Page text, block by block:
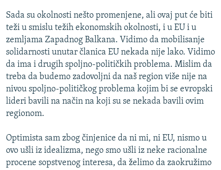
Sada su okolnosti nešto promenjene, ali ovaj put će biti
teži u smislu težih ekonomskih okolnosti, i u EU i u
zemljama Zapadnog Balkana. Vidimo da mobilisanje
solidarnosti unutar članica EU nekada nije lako. Vidimo
da ima i drugih spoljno-političkih problema. Mislim da
treba da budemo zadovoljni da naš region više nije na
nivou spoljno-političkog problema kojim bi se evropski
lideri bavili na način na koji su se nekada bavili ovim
regionom.
Optimista sam zbog činjenice da ni mi, ni EU, nismo u
ovo ušli iz idealizma, nego smo ušli iz neke racionalne
procene sopstvenog interesa, da želimo da zaokružimo